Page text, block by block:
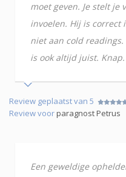
moet geven. Je stelt je
invoelen. Hij is correct
niet aan cold
is ook altijd juist. Knap.
Review geplaatst van 5
Review voorparagnost Petrus
Een geweldige